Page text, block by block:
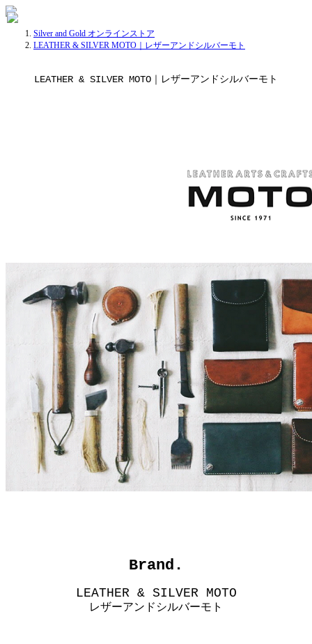
Silver and Gold オンラインストア
LEATHER & SILVER MOTO｜レザーアンドシルバーモト
LEATHER & SILVER MOTO｜レザーアンドシルバーモト
Brand.
LEATHER & SILVER MOTO
レザーアンドシルバーモト